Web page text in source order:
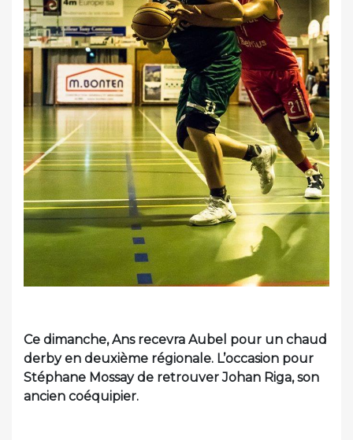
Ce dimanche, Ans recevra Aubel pour un chaud
derby en deuxième régionale. L’occasion pour
Stéphane Mossay de retrouver Johan Riga, son
ancien coéquipier.